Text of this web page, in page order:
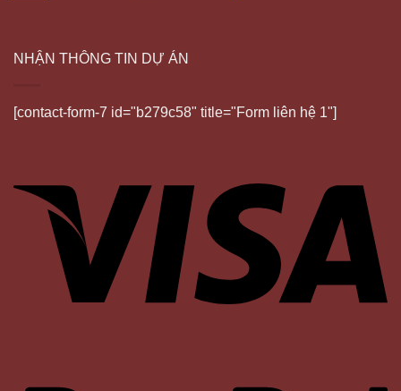
NHẬN THÔNG TIN DỰ ÁN
[contact-form-7 id="b279c58" title="Form liên hệ 1"]